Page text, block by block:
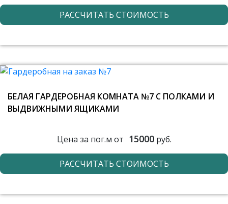
РАССЧИТАТЬ СТОИМОСТЬ
БЕЛАЯ ГАРДЕРОБНАЯ КОМНАТА №7 С ПОЛКАМИ И
ВЫДВИЖНЫМИ ЯЩИКАМИ
Цена за пог.м от 15000руб.
РАССЧИТАТЬ СТОИМОСТЬ